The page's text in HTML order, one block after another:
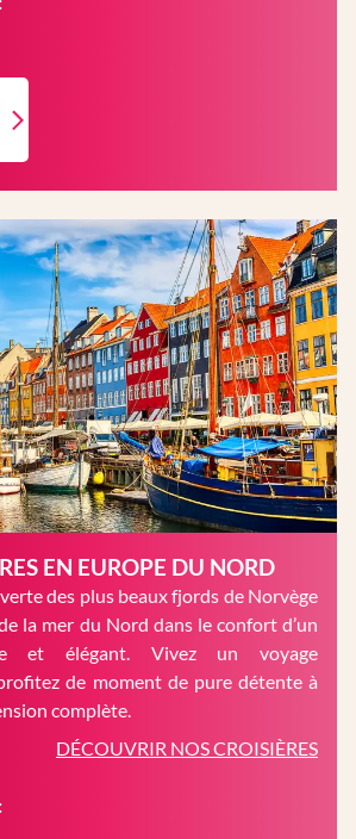
EN EUROPE DU NORD
des plus beaux fjords de Norvège
la mer du Nord dans le confort d’un
et élégant. Vivez un voyage
de moment de pure détente à
complète.
DÉCOUVRIR NOS CROISIÈRES